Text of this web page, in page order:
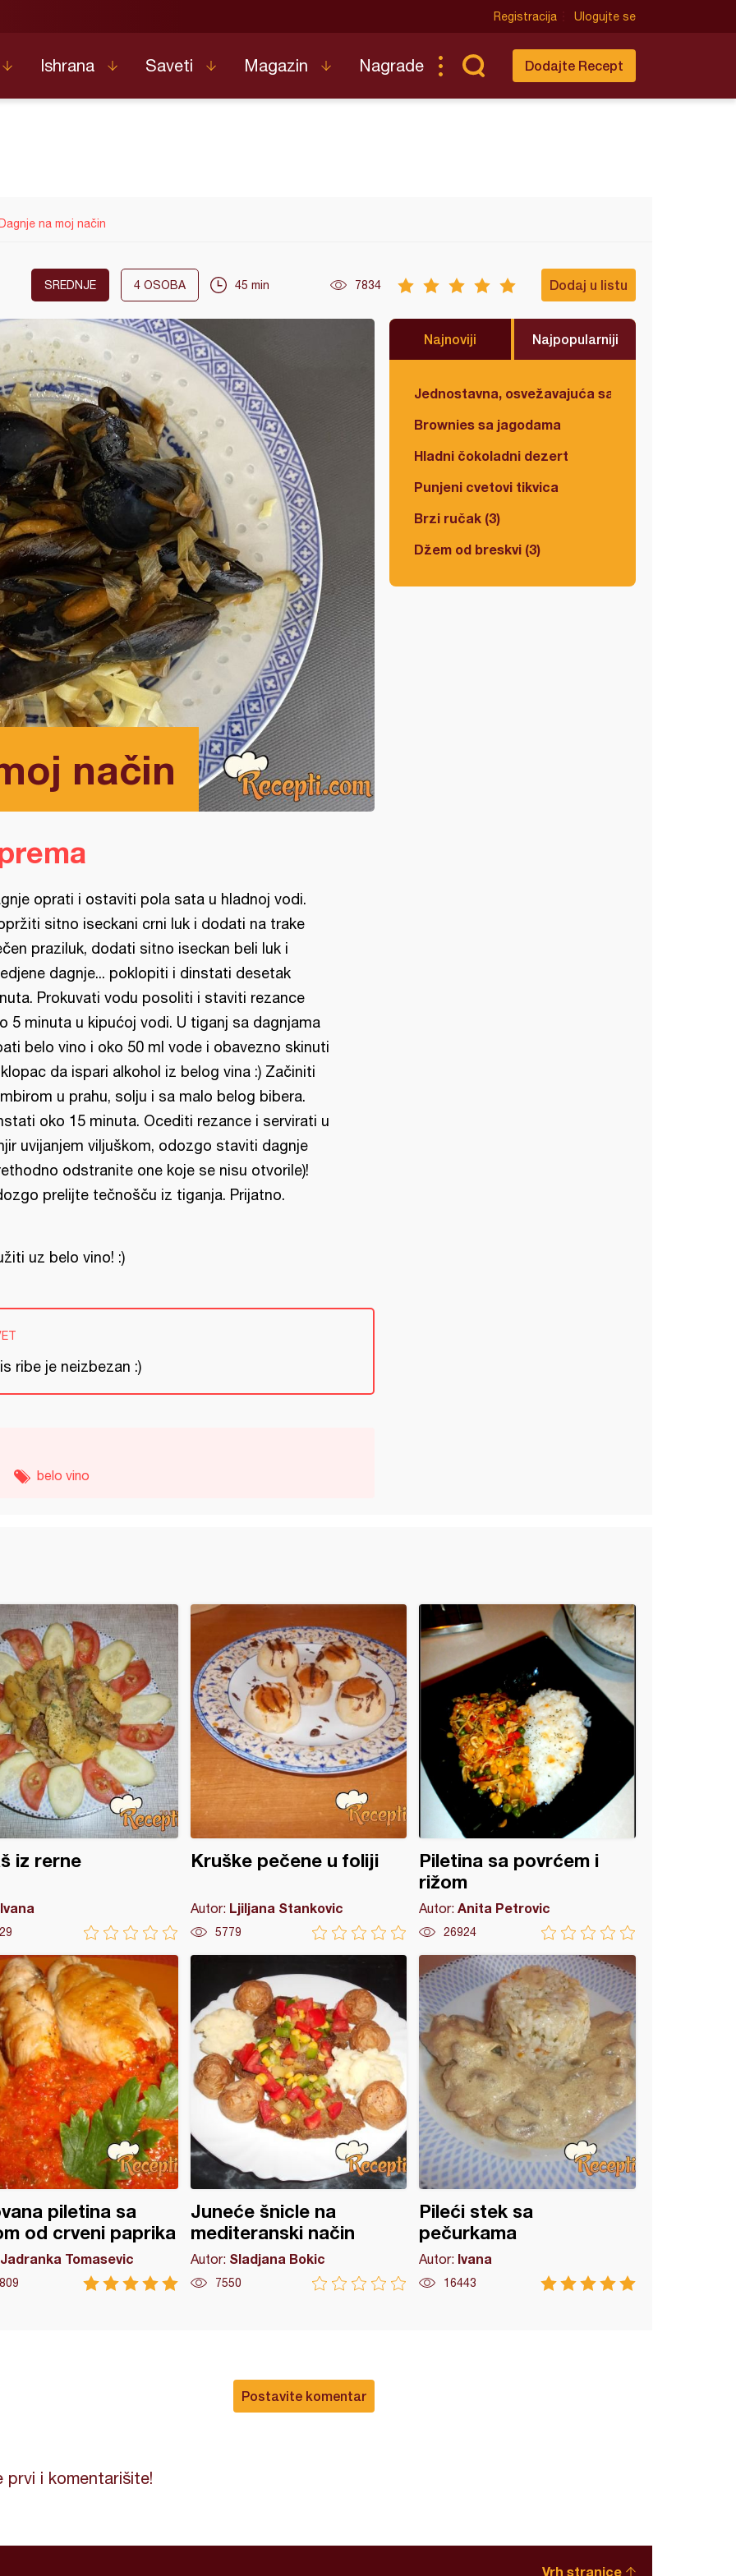
Registracija Ulogujte se
Ishrana Saveti Magazin Nagrade Dodajte Recept
Dagnje na moj način
SREDNJE 4 OSOBA 45 min 7834 Dodaj u listu
način
Najnoviji Najpopularniji
Jednostavna, osvežavajuća salata
Brownies sa jagodama
Hladni čokoladni dezert
Punjeni cvetovi tikvica
Brzi ručak (3)
Džem od breskvi (3)
oprati i ostaviti pola sata u hladnoj vodi.
sitno iseckani crni luk i dodati na trake
praziluk, dodati sitno iseckan beli luk i
dagnje... poklopiti i dinstati desetak
Prokuvati vodu posoliti i staviti rezance
5 minuta u kipućoj vodi. U tiganj sa dagnjama
belo vino i oko 50 ml vode i obavezno skinuti
da ispari alkohol iz belog vina :) Začiniti
u prahu, solju i sa malo belog bibera.
oko 15 minuta. Ocediti rezance i servirati u
uvijanjem viljuškom, odozgo staviti dagnje
odstranite one koje se nisu otvorile)!
prelijte tečnošču iz tiganja. Prijatno.
uz belo vino! :)
ribe je neizbezan :)
belo vino
iz rerne
Ivana
Kruške pečene u foliji
Autor: Ljiljana Stankovic
5779
Piletina sa povrćem i
rižom
Autor:Anita Petrovic
26924
piletina sa
od crveni paprika
Jadranka Tomasevic
Juneće šnicle na
mediteranski način
Autor: Sladjana Bokic
7550
Pileći stek sa
pečurkama
Autor: Ivana
16443
Postavite komentar
prvi i komentarišite!
Vrh stranice